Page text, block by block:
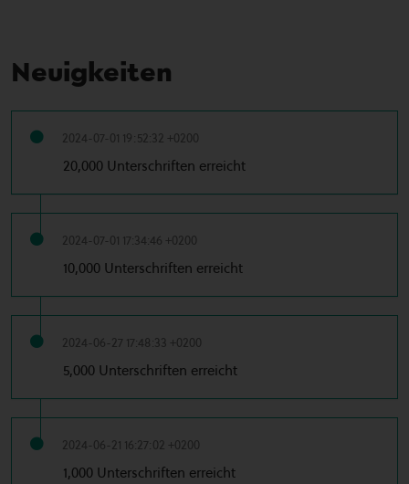
Neuigkeiten
2024-07-01 19:52:32 +0200
20,000 Unterschriften erreicht
2024-07-01 17:34:46 +0200
10,000 Unterschriften erreicht
2024-06-27 17:48:33 +0200
5,000 Unterschriften erreicht
2024-06-21 16:27:02 +0200
1,000 Unterschriften erreicht